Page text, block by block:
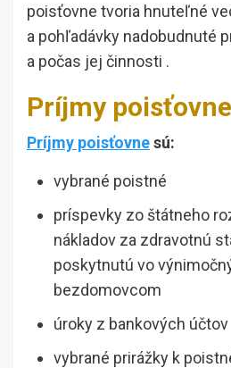
poisťovne tvoria hnuteľné
a pohľadávky nadobudnuté
a počas jej činnosti .
Príjmy poisťovne
Príjmy poisťovnesú:
vybrané poistné
príspevky zo štátneho
nákladov za zdravotnú
poskytnutú vo
bezdomovcom
úroky z bankových účtov
vybrané prirážky k